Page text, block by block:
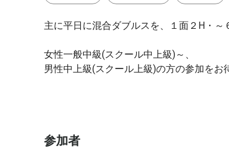
主に平日に混合ダブルスを、１面２H・～
女性一般中級(スクール中上級)～、
男性中上級(スクール上級)の方の参加をお
混合ダブルスをメインとしておりますの
参加者